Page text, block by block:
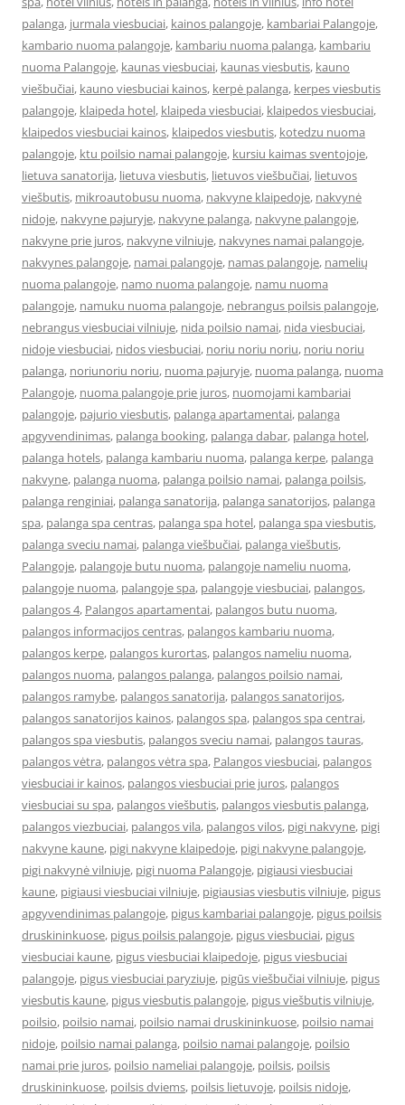
palanga, jurmala viesbuciai, kainos palangoje, kambariai Palangoje,
kambario nuoma palangoje, kambariu nuoma palanga, kambariu
nuoma Palangoje, kaunas viesbuciai, kaunas viesbutis, kauno
viešbučiai, kauno viesbuciai kainos, kerpė palanga, kerpes viesbutis
palangoje, klaipeda hotel, klaipeda viesbuciai, klaipedos viesbuciai,
klaipedos viesbuciai kainos, klaipedos viesbutis, kotedzu nuoma
palangoje, ktu poilsio namai palangoje, kursiu kaimas sventojoje,
lietuva sanatorija, lietuva viesbutis, lietuvos viešbučiai, lietuvos
viešbutis, mikroautobusu nuoma, nakvyne klaipedoje, nakvynė
nidoje, nakvyne pajuryje, nakvyne palanga, nakvyne palangoje,
nakvyne prie juros, nakvyne vilniuje, nakvynes namai palangoje,
nakvynes palangoje, namai palangoje, namas palangoje, namelių
nuoma palangoje, namo nuoma palangoje, namu nuoma
palangoje, namuku nuoma palangoje, nebrangus poilsis palangoje,
nebrangus viesbuciai vilniuje, nida poilsio namai, nida viesbuciai,
nidoje viesbuciai, nidos viesbuciai, noriu noriu noriu, noriu noriu
palanga, noriunoriu noriu, nuoma pajuryje, nuoma palanga, nuoma
Palangoje, nuoma palangoje prie juros, nuomojami kambariai
palangoje, pajurio viesbutis, palanga apartamentai, palanga
apgyvendinimas, palanga booking, palanga dabar, palanga hotel,
palanga hotels, palanga kambariu nuoma, palanga kerpe, palanga
nakvyne, palanga nuoma, palanga poilsio namai, palanga poilsis,
palanga renginiai, palanga sanatorija, palanga sanatorijos, palanga
spa, palanga spa centras, palanga spa hotel, palanga spa viesbutis,
palanga sveciu namai, palanga viešbučiai, palanga viešbutis,
Palangoje, palangoje butu nuoma, palangoje nameliu nuoma,
palangoje nuoma, palangoje spa, palangoje viesbuciai, palangos,
palangos 4, Palangos apartamentai, palangos butu nuoma,
palangos informacijos centras, palangos kambariu nuoma,
palangos kerpe, palangos kurortas, palangos nameliu nuoma,
palangos nuoma, palangos palanga, palangos poilsio namai,
palangos ramybe, palangos sanatorija, palangos sanatorijos,
palangos sanatorijos kainos, palangos spa, palangos spa centrai,
palangos spa viesbutis, palangos sveciu namai, palangos tauras,
palangos vėtra, palangos vėtra spa, Palangos viesbuciai, palangos
viesbuciai ir kainos, palangos viesbuciai prie juros, palangos
viesbuciai su spa, palangos viešbutis, palangos viesbutis palanga,
palangos viezbuciai, palangos vila, palangos vilos, pigi nakvyne, pigi
nakvyne kaune, pigi nakvyne klaipedoje, pigi nakvyne palangoje,
pigi nakvynė vilniuje, pigi nuoma Palangoje, pigiausi viesbuciai
kaune, pigiausi viesbuciai vilniuje, pigiausias viesbutis vilniuje, pigus
apgyvendinimas palangoje, pigus kambariai palangoje, pigus poilsis
druskininkuose, pigus poilsis palangoje, pigus viesbuciai, pigus
viesbuciai kaune, pigus viesbuciai klaipedoje, pigus viesbuciai
palangoje, pigus viesbuciai paryziuje, pigūs viešbučiai vilniuje, pigus
viesbutis kaune, pigus viesbutis palangoje, pigus viešbutis vilniuje,
poilsio, poilsio namai, poilsio namai druskininkuose, poilsio namai
nidoje, poilsio namai palanga, poilsio namai palangoje, poilsio
namai prie juros, poilsio nameliai palangoje, poilsis, poilsis
druskininkuose, poilsis dviems, poilsis lietuvoje, poilsis nidoje,